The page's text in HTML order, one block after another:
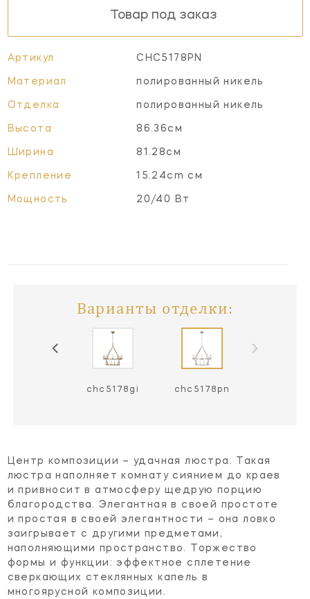
Товар под заказ
Артикул CHC5178PN
Материал полированный никель
Отделка полированный никель
Высота 86.36см
Ширина 81.28см
Крепление 15.24cm см
Мощность 20/40 Вт
Варианты отделки:
chc5178gi chc5178pn
Центр композиции – удачная люстра. Такая
люстра наполняет комнату сиянием до краев
и привносит в атмосферу щедрую порцию
благородства. Элегантная в своей простоте
и простая в своей элегантности – она ловко
заигрывает с другими предметами,
наполняющими пространство. Торжество
формы и функции: эффектное сплетение
сверкающих стеклянных капель в
многоярусной композиции.